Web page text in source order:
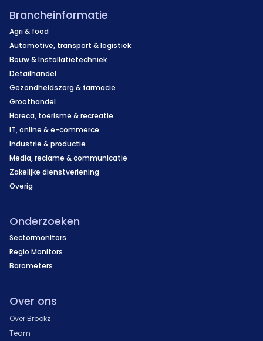
Brancheinformatie
Agri & food
Automotive, transport & logistiek
Bouw & Installatietechniek
Detailhandel
Gezondheidszorg & farmacie
Groothandel
Horeca, toerisme & recreatie
IT, online & e-commerce
Industrie & productie
Media, reclame & communicatie
Zakelijke dienstverlening
Overig
Onderzoeken
Sectormonitors
Regio Monitors
Barometers
Over ons
Over Brookz
Team